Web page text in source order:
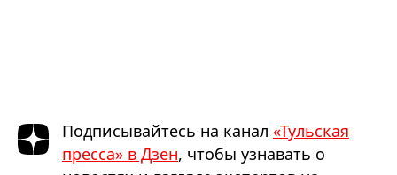
Подписывайтесь на канал «Тульская
пресса» в Дзен, чтобы узнавать о